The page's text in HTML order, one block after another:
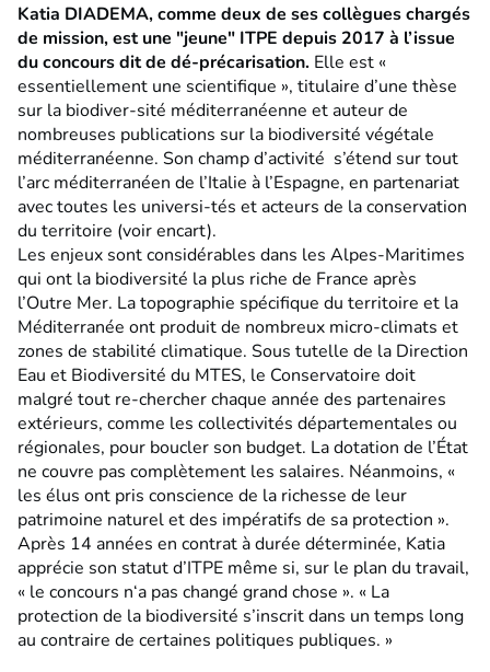
Katia DIADEMA, comme deux de ses collègues chargés
de mission, est une "jeune" ITPE depuis 2017 à l’issue
du concours dit de dé-précarisation. Elle est «
essentiellement une scientifique », titulaire d’une thèse
sur la biodiver-sité méditerranéenne et auteur de
nombreuses publications sur la biodiversité végétale
méditerranéenne. Son champ d’activité s’étend sur tout
l’arc méditerranéen de l’Italie à l’Espagne, en partenariat
avec toutes les universi-tés et acteurs de la conservation
du territoire (voir encart).
Les enjeux sont considérables dans les Alpes-Maritimes
qui ont la biodiversité la plus riche de France après
l’Outre Mer. La topographie spécifique du territoire et la
Méditerranée ont produit de nombreux micro-climats et
zones de stabilité climatique. Sous tutelle de la Direction
Eau et Biodiversité du MTES, le Conservatoire doit
malgré tout re-chercher chaque année des partenaires
extérieurs, comme les collectivités départementales ou
régionales, pour boucler son budget. La dotation de l’État
ne couvre pas complètement les salaires. Néanmoins, «
les élus ont pris conscience de la richesse de leur
patrimoine naturel et des impératifs de sa protection ».
Après 14 années en contrat à durée déterminée, Katia
apprécie son statut d’ITPE même si, sur le plan du travail,
« le concours n‘a pas changé grand chose ». « La
protection de la biodiversité s’inscrit dans un temps long
au contraire de certaines politiques publiques. »